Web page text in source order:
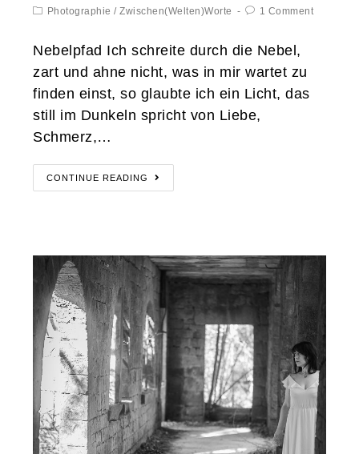
Photographie /Zwischen(Welten)Worte 1 Comment
Nebelpfad Ich schreite durch die Nebel,
zart und ahne nicht, was in mir wartet zu
finden einst, so glaubte ich ein Licht, das
still im Dunkeln spricht von Liebe,
Schmerz,…
CONTINUE READING